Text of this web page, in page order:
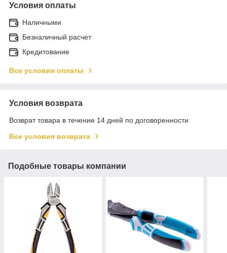
Условия оплаты
Наличными
Безналичный расчет
Кредитование
Все условия оплаты
Условия возврата
Возврат товара в течение 14 дней по договоренности
Все условия возврата
Подобные товары компании